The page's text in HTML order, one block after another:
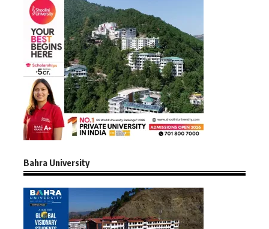
Bahra University